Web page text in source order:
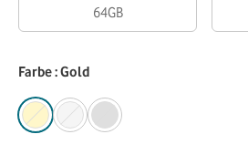
64GB
Farbe : Gold